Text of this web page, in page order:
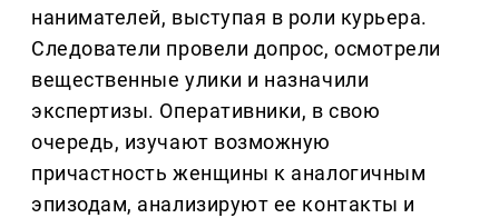
нанимателей, выступая в роли курьера.
Следователи провели допрос, осмотрели
вещественные улики и назначили
экспертизы. Оперативники, в свою
очередь, изучают возможную
причастность женщины к аналогичным
эпизодам, анализируют ее контакты и